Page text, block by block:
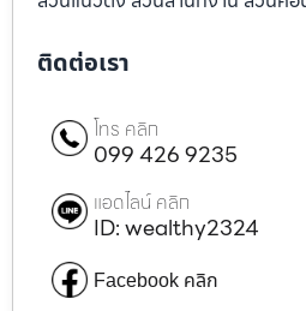
ติดต่อเรา
โทร คลิก
099 426 9235
แอดไลน์ คลิก
ID: wealthy2324
Facebook คลิก